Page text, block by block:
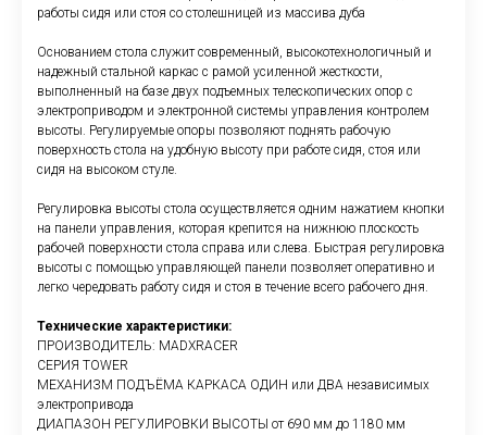
работы сидя или стоя со столешницей из массива дуба
Основанием стола служит современный, высокотехнологичный и
надежный стальной каркас с рамой усиленной жесткости,
выполненный на базе двух подъемных телескопических опор с
электроприводом и электронной системы управления контролем
высоты. Регулируемые опоры позволяют поднять рабочую
поверхность стола на удобную высоту при работе сидя, стоя или
сидя на высоком стуле.
Регулировка высоты стола осуществляется одним нажатием кнопки
на панели управления, которая крепится на нижнюю плоскость
рабочей поверхности стола справа или слева. Быстрая регулировка
высоты с помощью управляющей панели позволяет оперативно и
легко чередовать работу сидя и стоя в течение всего рабочего дня.
Технические характеристики:
ПРОИЗВОДИТЕЛЬ: MADXRACER
СЕРИЯ TOWER
МЕХАНИЗМ ПОДЪЁМА КАРКАСА ОДИН или ДВА независимых
электропривода
ДИАПАЗОН РЕГУЛИРОВКИ ВЫСОТЫ от 690 мм до 1180 мм